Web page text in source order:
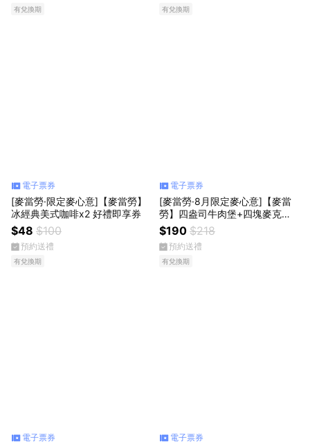
有兌換期 有兌換期
電子票券
[麥當勞·限定麥心意]【麥當勞】
冰經典美式咖啡x2 好禮即享券
$48 $100
預約送禮
有兌換期
電子票券
[麥當勞·8月限定麥心意]【麥當
勞】四盎司牛肉堡+四塊麥克鷄
塊+薯條(小)+可樂(中) 好禮即享
券
$190 $218
預約送禮
有兌換期
電子票券 電子票券